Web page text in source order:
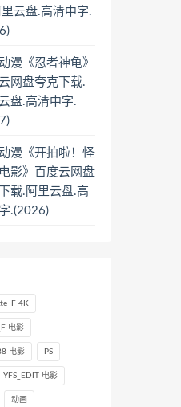
云盘.高清中字.
漫《忍者神龟》
网盘夸克下载.
盘.高清中字.
漫《开拍啦！怪
影》百度云网盘
载.阿里云盘.高
.(2026)
4K
电影
电影 PS
YFS_EDIT 电影
动画